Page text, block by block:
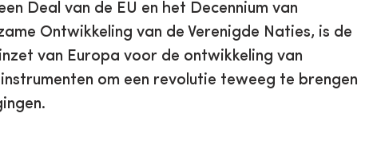
Deal van de EU en het Decennium van
Ontwikkeling van de Verenigde Naties, is de
van Europa voor de ontwikkeling van
om een revolutie teweeg te brengen